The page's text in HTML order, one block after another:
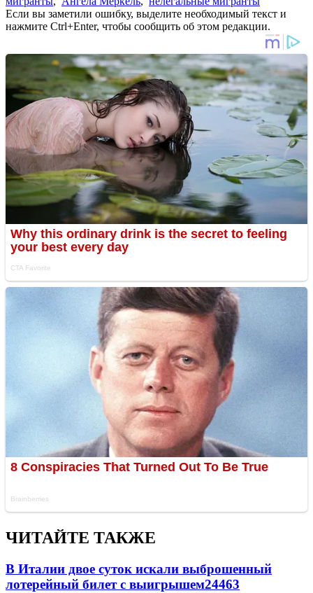
Если вы заметили ошибку, выделите необходимый текст и
нажмите Ctrl+Enter, чтобы сообщить об этом редакции.
ЧИТАЙТЕ ТАКЖЕ
В Италии двое суток искали выброшенный
лотерейный билет с выигрышем24463